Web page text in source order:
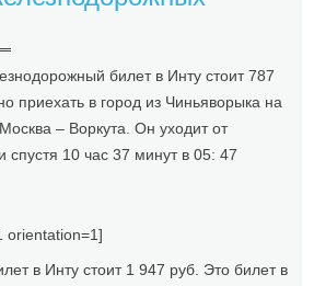
билет в Инту стоит 787
приехать в город из Чиньяворыка на
– Воркута. Он уходит от
спустя 10 час 37 минут в 05: 47
orientation=1]
в Инту стоит 1 947 руб. Это билет в